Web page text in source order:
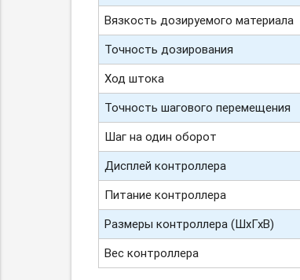
Вязкость дозируемого материала
Точность дозирования
Ход штока
Точность шагового перемещения
Шаг на один оборот
Дисплей контроллера
Питание контроллера
Размеры контроллера (ШхГхВ)
Вес контроллера